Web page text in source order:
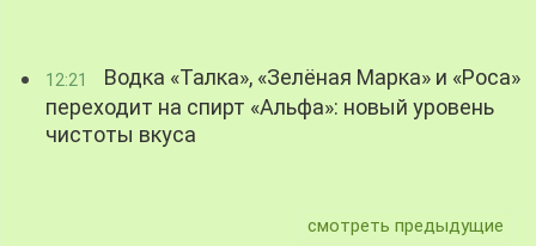
12:21
Водка «Талка», «Зелёная Марка» и «Роса»
переходит на спирт «Альфа»: новый уровень
чистоты вкуса
смотреть предыдущие